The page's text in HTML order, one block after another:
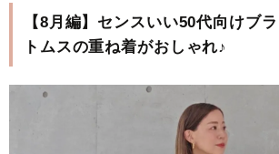
【8月編】センスいい50代向けブ
トムスの重ね着がおしゃれ♪